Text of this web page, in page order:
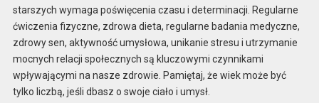
starszych wymaga poświęcenia czasu i determinacji. Regularne
ćwiczenia fizyczne, zdrowa dieta, regularne badania medyczne,
zdrowy sen, aktywność umysłowa, unikanie stresu i utrzymanie
mocnych relacji społecznych są kluczowymi czynnikami
wpływającymi na nasze zdrowie. Pamiętaj, że wiek może być
tylko liczbą, jeśli dbasz o swoje ciało i umysł.